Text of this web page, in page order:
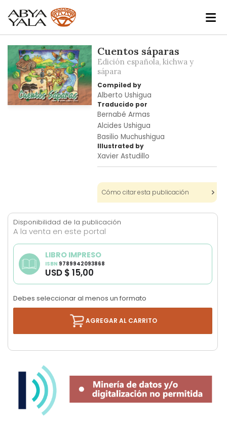
Skip
to
the
end
of
the
Cuentos sáparas
Edición española, kichwa y
sápara
Compiled by
Alberto Ushigua
Traducido por
Bernabé Armas
Alcides Ushigua
Basilio Muchushigua
Illustrated by
Xavier Astudillo
Cómo citar esta publicación
Disponibilidad de la publicación
A la venta en este portal
LIBRO IMPRESO
ISBN 9789942093868
USD $ 15,00
Debes seleccionar al menos un formato
AGREGAR AL CARRITO